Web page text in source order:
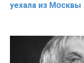
уехала из Мօсквы